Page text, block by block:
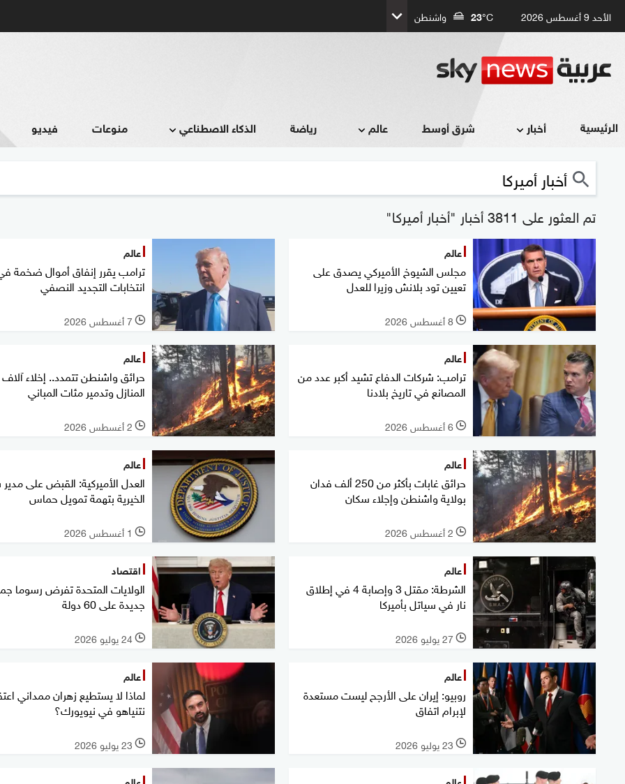
الأحد 9 أغسطس 2026 23°C واشنطن
الرئيسية أخبار شرق أوسط عالم رياضة الذكاء الاصطناعي منوعات فيديو
تم العثور على 3811 أخبار "أخبار أميركا"
عالم
مجلس الشيوخ الأميركي يصدق على
تعيين تود بلانش وزيرا للعدل
l 8 أغسطس 2026
عالم
ترامب يقرر إنفاق أموال ضخمة
انتخابات التجديد النصفي
l 7 أغسطس 2026
عالم
ترامب: شركات الدفاع تشيد أكبر عدد من
المصانع في تاريخ بلادنا
l 6 أغسطس 2026
عالم
حرائق واشنطن تتمدد.. إخلاء آلاف
المنازل وتدمير مئات المباني
l 2 أغسطس 2026
عالم
حرائق غابات بأكثر من 250 ألف فدان
بولاية واشنطن وإجلاء سكان
l 2 أغسطس 2026
عالم
العدل الأميركية: القبض على
الخيرية بتهمة تمويل حماس
l 1 أغسطس 2026
عالم
الشرطة: مقتل 3 وإصابة 4 في إطلاق
نار في سياتل بأميركا
l 27 يوليو 2026
اقتصاد
الولايات المتحدة تفرض رسوما
جديدة على 60 دولة
l 24 يوليو 2026
عالم
روبيو: إيران على الأرجح ليست مستعدة
لإبرام اتفاق
l 23 يوليو 2026
عالم
لماذا لا يستطيع زهران ممداني
نتنياهو في نيويورك؟
l 23 يوليو 2026